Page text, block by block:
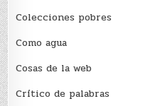
Colecciones pobres
Como agua
Cosas de la web
Crítico de palabras